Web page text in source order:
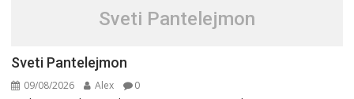
Sveti Pantelejmon
Sveti Pantelejmon
09/08/2026 Alex 0